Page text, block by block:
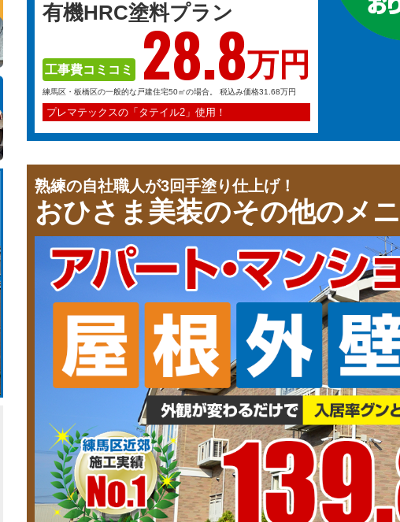
有機HRC塗料プラン
工事費コミコミ 28.8万円
練馬区・板橋区の一般的な戸建住宅50㎡の場合。 税込み価格31.68万円
プレマテックスの「タテイル2」使用！
熟練の自社職人が3回手塗り仕上げ！
おひさま美装のその他のメ